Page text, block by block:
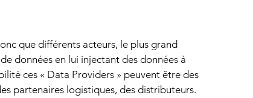
que différents acteurs, le plus grand
données en lui injectant des données à
ces « Data Providers » peuvent être des
partenaires logistiques, des distributeurs.